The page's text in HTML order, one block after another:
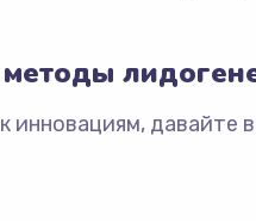
инновациям, давайте